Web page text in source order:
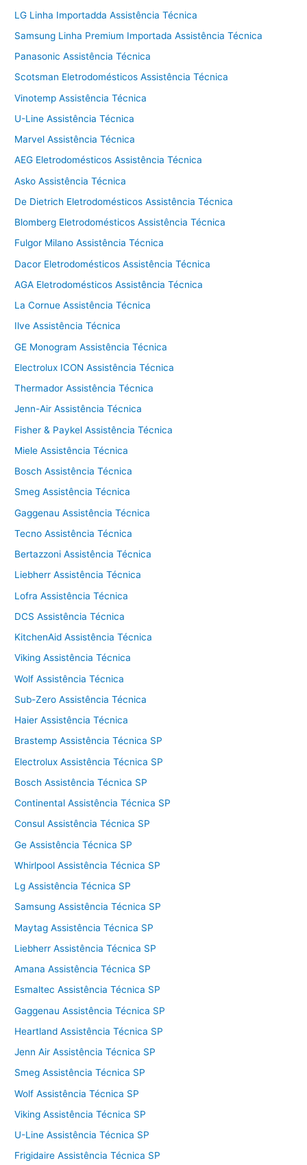
LG Linha Importadda Assistência Técnica
Samsung Linha Premium Importada Assistência Técnica
Panasonic Assistência Técnica
Scotsman Eletrodomésticos Assistência Técnica
Vinotemp Assistência Técnica
U-Line Assistência Técnica
Marvel Assistência Técnica
AEG Eletrodomésticos Assistência Técnica
Asko Assistência Técnica
De Dietrich Eletrodomésticos Assistência Técnica
Blomberg Eletrodomésticos Assistência Técnica
Fulgor Milano Assistência Técnica
Dacor Eletrodomésticos Assistência Técnica
AGA Eletrodomésticos Assistência Técnica
La Cornue Assistência Técnica
Ilve Assistência Técnica
GE Monogram Assistência Técnica
Electrolux ICON Assistência Técnica
Thermador Assistência Técnica
Jenn-Air Assistência Técnica
Fisher & Paykel Assistência Técnica
Miele Assistência Técnica
Bosch Assistência Técnica
Smeg Assistência Técnica
Gaggenau Assistência Técnica
Tecno Assistência Técnica
Bertazzoni Assistência Técnica
Liebherr Assistência Técnica
Lofra Assistência Técnica
DCS Assistência Técnica
KitchenAid Assistência Técnica
Viking Assistência Técnica
Wolf Assistência Técnica
Sub-Zero Assistência Técnica
Haier Assistência Técnica
Brastemp Assistência Técnica SP
Electrolux Assistência Técnica SP
Bosch Assistência Técnica SP
Continental Assistência Técnica SP
Consul Assistência Técnica SP
Ge Assistência Técnica SP
Whirlpool Assistência Técnica SP
Lg Assistência Técnica SP
Samsung Assistência Técnica SP
Maytag Assistência Técnica SP
Liebherr Assistência Técnica SP
Amana Assistência Técnica SP
Esmaltec Assistência Técnica SP
Gaggenau Assistência Técnica SP
Heartland Assistência Técnica SP
Jenn Air Assistência Técnica SP
Smeg Assistência Técnica SP
Wolf Assistência Técnica SP
Viking Assistência Técnica SP
U-Line Assistência Técnica SP
Frigidaire Assistência Técnica SP